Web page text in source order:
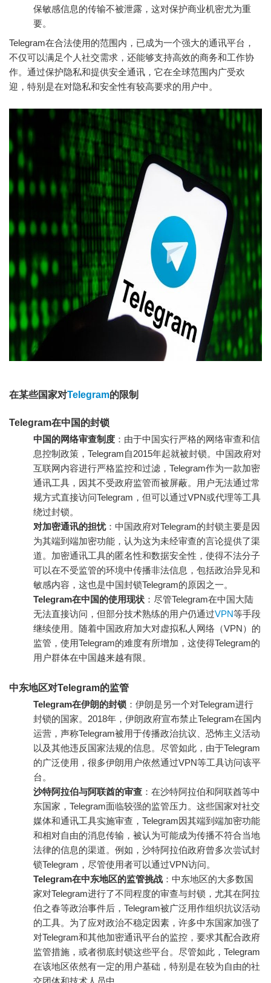
保敏感信息的传输不被泄露，这对保护商业机密尤为重
要。
Telegram在合法使用的范围内，已成为一个强大的通讯平台，
不仅可以满足个人社交需求，还能够支持高效的商务和工作协
作。通过保护隐私和提供安全通讯，它在全球范围内广受欢
迎，特别是在对隐私和安全性有较高要求的用户中。
在某些国家对Telegram的限制
Telegram在中国的封锁
中国的网络审查制度 ：由于中国实行严格的网络审查和信
息控制政策，Telegram自2015年起就被封锁。中国政府对
互联网内容进行严格监控和过滤，Telegram作为一款加密
通讯工具，因其不受政府监管而被屏蔽。用户无法通过常
规方式直接访问Telegram，但可以通过VPN或代理等工具
绕过封锁。
对加密通讯的担忧：中国政府对Telegram的封锁主要是因
为其端到端加密功能，认为这为未经审查的言论提供了渠
道。加密通讯工具的匿名性和数据安全性，使得不法分子
可以在不受监管的环境中传播非法信息，包括政治异见和
敏感内容，这也是中国封锁Telegram的原因之一。
Telegram在中国的使用现状 ：尽管Telegram在中国大陆
无法直接访问，但部分技术熟练的用户仍通过VPN等手段
继续使用。随着中国政府加大对虚拟私人网络（VPN）的
监管，使用Telegram的难度有所增加，这使得Telegram的
用户群体在中国越来越有限。
中东地区对Telegram的监管
Telegram在伊朗的封锁 ：伊朗是另一个对Telegram进行
封锁的国家。2018年，伊朗政府宣布禁止Telegram在国内
运营，声称Telegram被用于传播政治抗议、恐怖主义活动
以及其他违反国家法规的信息。尽管如此，由于Telegram
的广泛使用，很多伊朗用户依然通过VPN等工具访问该平
台。
沙特阿拉伯与阿联酋的审查 ：在沙特阿拉伯和阿联酋等中
东国家，Telegram面临较强的监管压力。这些国家对社交
媒体和通讯工具实施审查，Telegram因其端到端加密功能
和相对自由的消息传输，被认为可能成为传播不符合当地
法律的信息的渠道。例如，沙特阿拉伯政府曾多次尝试封
锁Telegram，尽管使用者可以通过VPN访问。
Telegram在中东地区的监管挑战 ：中东地区的大多数国
家对Telegram进行了不同程度的审查与封锁，尤其在阿拉
伯之春等政治事件后，Telegram被广泛用作组织抗议活动
的工具。为了应对政治不稳定因素，许多中东国家加强了
对Telegram和其他加密通讯平台的监控，要求其配合政府
监管措施，或者彻底封锁这些平台。尽管如此，Telegram
在该地区依然有一定的用户基础，特别是在较为自由的社
交团体和技术人员中。